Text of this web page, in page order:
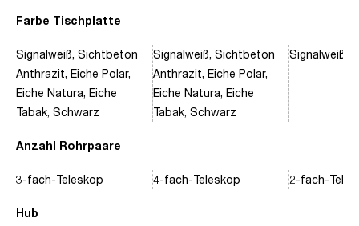
Farbe Tischplatte
Anzahl Rohrpaare
Hub
Signalweiß, Sichtbeton
Anthrazit, Eiche Polar,
Eiche Natura, Eiche
Tabak, Schwarz
3-fach-Teleskop
Signalweiß, Sichtbeton
Anthrazit, Eiche Polar,
Eiche Natura, Eiche
Tabak, Schwarz
4-fach-Teleskop
Signalweiß,
2-fach-